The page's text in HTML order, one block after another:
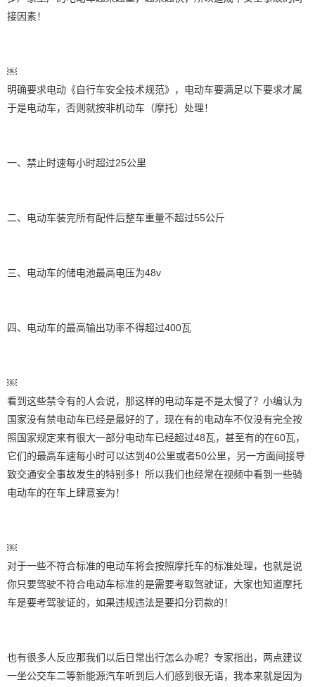
接因素！
￼
明确要求电动《自行车安全技术规范》，电动车要满足以下要求才属
于是电动车，否则就按非机动车（摩托）处理！
一、禁止时速每小时超过25公里
二、电动车装完所有配件后整车重量不超过55公斤
三、电动车的储电池最高电压为48v
四、电动车的最高输出功率不得超过400瓦
￼
看到这些禁令有的人会说，那这样的电动车是不是太慢了？小编认为
国家没有禁电动车已经是最好的了，现在有的电动车不仅没有完全按
照国家规定来有很大一部分电动车已经超过48瓦，甚至有的在60瓦，
它们的最高车速每小时可以达到40公里或者50公里，另一方面间接导
致交通安全事故发生的特别多！所以我们也经常在视频中看到一些骑
电动车的在车上肆意妄为！
￼
对于一些不符合标准的电动车将会按照摩托车的标准处理，也就是说
你只要驾驶不符合电动车标准的是需要考取驾驶证，大家也知道摩托
车是要考驾驶证的，如果违规违法是要扣分罚款的！
也有很多人反应那我们以后日常出行怎么办呢？专家指出，两点建议
一坐公交车二等新能源汽车听到后人们感到很无语，我本来就是因为